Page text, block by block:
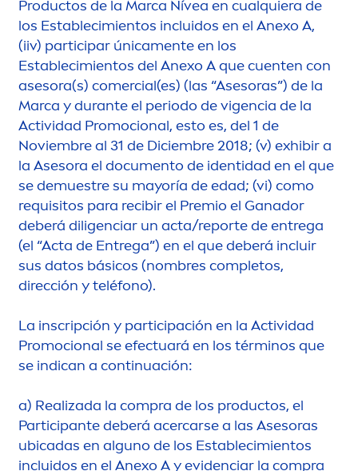
Productos de la Marca Nívea en cualquiera de
los Establecimientos incluidos en el Anexo A,
(iiv) participar únicamente en los
Establecimientos del Anexo A que cuenten con
asesora(s) comercial(es) (las “Asesoras”) de la
Marca y durante el periodo de vigencia de la
Actividad Promocional, esto es, del 1 de
Noviembre al 31 de Diciembre 2018; (v) exhibir a
la Asesora el documento de identidad en el que
se demuestre su mayoría de edad; (vi) como
requisitos para recibir el Premio el Ganador
deberá diligenciar un acta/reporte de entrega
(el “Acta de Entrega”) en el que deberá incluir
sus datos básicos (nombres completos,
dirección y teléfono).
La inscripción y participación en la Actividad
Promocional se efectuará en los términos que
se indican a continuación:
a) Realizada la compra de los productos, el
Participante deberá acercarse a las Asesoras
ubicadas en alguno de los Establecimientos
incluidos en el Anexo A y evidenciar la compra